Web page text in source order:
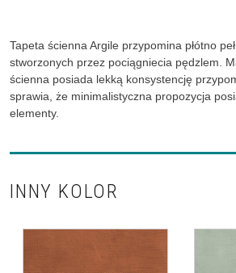
Tapeta ściennaArgile przypomina płótno
stworzonych przez pociągniecia pędzlem.
ścienna posiada lekką konsystencję
sprawia, że minimalistyczna propozycja
elementy.
INNY KOLOR